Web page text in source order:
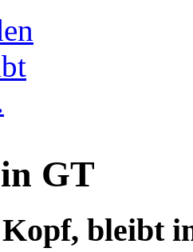
GT
Kopf, bleibt